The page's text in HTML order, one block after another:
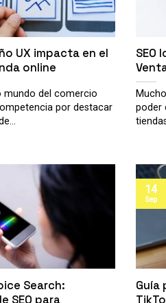
UX impacta en el
online
mundo del comercio
por destacar
SEO
poder
Search:
SEO para
Guía
14
Sep